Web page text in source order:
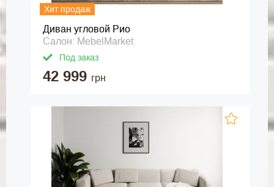
Хит продаж
Диван угловой Рио
Салон: MebelMarket
Под заказ
42 999 грн